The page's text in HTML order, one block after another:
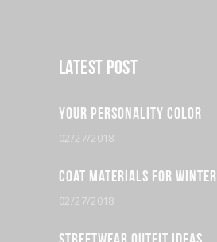
Latest Post
Your Personality Color
02/27/2018
Coat Materials for Winter
02/27/2018